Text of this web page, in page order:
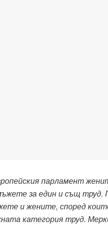
парламент
за един и същ
и жените, според
категория труд.